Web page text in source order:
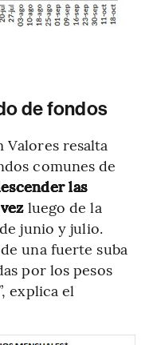
de fondos
resalta
comunes de
las
luego de la
junio y julio.
una fuerte suba
por los pesos
explica el